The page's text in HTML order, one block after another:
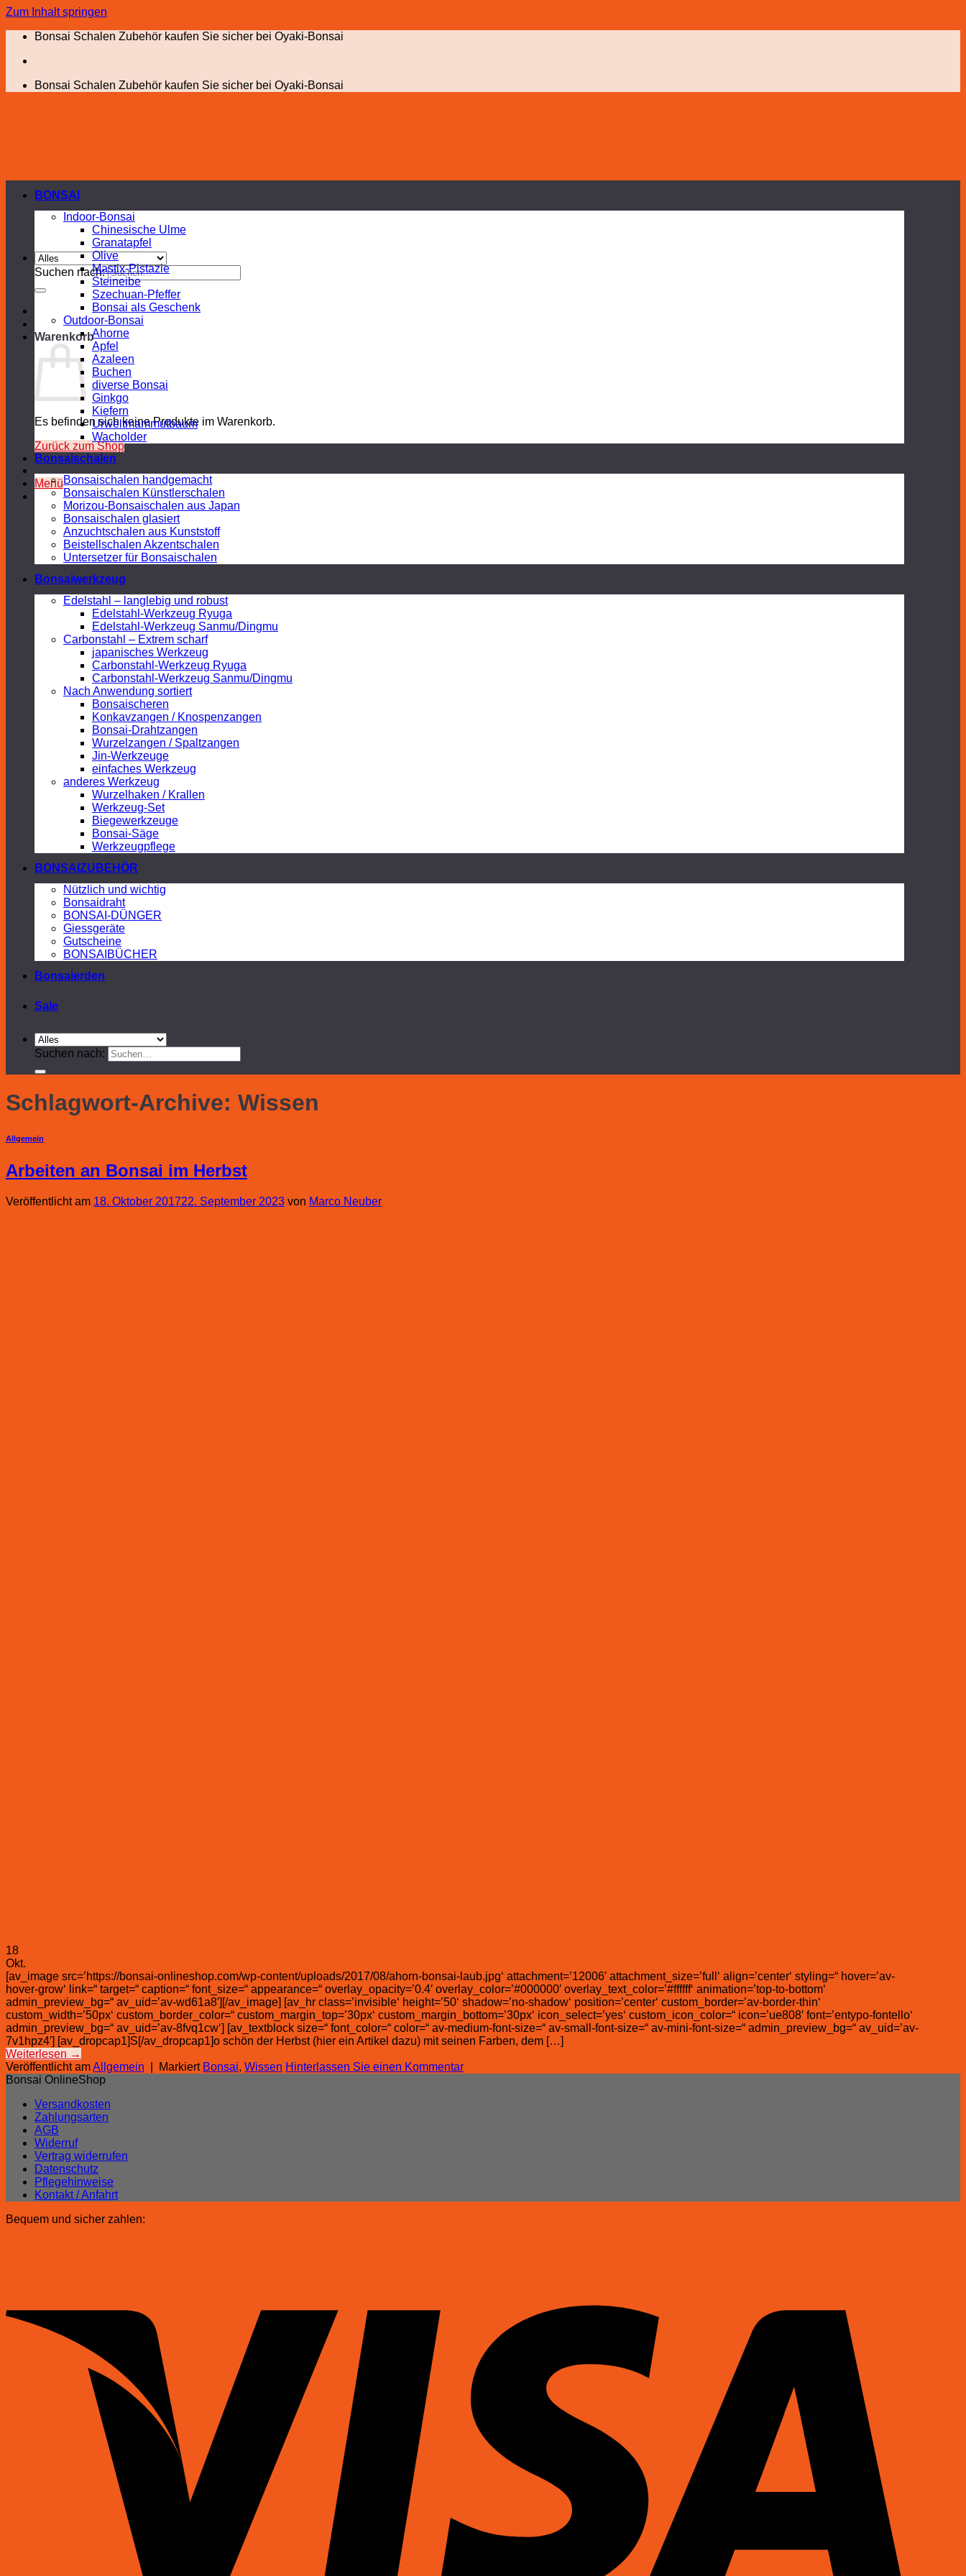
Zum Inhalt springen
Bonsai Schalen Zubehör kaufen Sie sicher bei Oyaki-Bonsai
Bonsai Schalen Zubehör kaufen Sie sicher bei Oyaki-Bonsai
Suchen nach:
Warenkorb
Es befinden sich keine Produkte im Warenkorb.
Zurück zum Shop
Menü
BONSAI
Indoor-Bonsai
Chinesische Ulme
Granatapfel
Olive
Mastix-Pistazie
Steineibe
Szechuan-Pfeffer
Bonsai als Geschenk
Outdoor-Bonsai
Ahorne
Apfel
Azaleen
Buchen
diverse Bonsai
Ginkgo
Kiefern
Urweltmammutbaum
Wacholder
Bonsaischalen
Bonsaischalen handgemacht
Bonsaischalen Künstlerschalen
Morizou-Bonsaischalen aus Japan
Bonsaischalen glasiert
Anzuchtschalen aus Kunststoff
Beistellschalen Akzentschalen
Untersetzer für Bonsaischalen
Bonsaiwerkzeug
Edelstahl – langlebig und robust
Edelstahl-Werkzeug Ryuga
Edelstahl-Werkzeug Sanmu/Dingmu
Carbonstahl – Extrem scharf
japanisches Werkzeug
Carbonstahl-Werkzeug Ryuga
Carbonstahl-Werkzeug Sanmu/Dingmu
Nach Anwendung sortiert
Bonsaischeren
Konkavzangen / Knospenzangen
Bonsai-Drahtzangen
Wurzelzangen / Spaltzangen
Jin-Werkzeuge
einfaches Werkzeug
anderes Werkzeug
Wurzelhaken / Krallen
Werkzeug-Set
Biegewerkzeuge
Bonsai-Säge
Werkzeugpflege
BONSAIZUBEHÖR
Nützlich und wichtig
Bonsaidraht
BONSAI-DÜNGER
Giessgeräte
Gutscheine
BONSAIBÜCHER
Bonsaierden
Sale
Suchen nach:
Schlagwort-Archive: Wissen
Allgemein
Arbeiten an Bonsai im Herbst
Veröffentlicht am 18. Oktober 201722. September 2023 von Marco Neuber
18
Okt.
[av_image src=’https://bonsai-onlineshop.com/wp-content/uploads/2017/08/ahorn-bonsai-laub.jpg‘ attachment=’12006′ attachment_size=’full‘ align=’center‘ styling=“ hover=’av-
hover-grow‘ link=“ target=“ caption=“ font_size=“ appearance=“ overlay_opacity=’0.4′ overlay_color=’#000000′ overlay_text_color=’#ffffff‘ animation=’top-to-bottom‘
admin_preview_bg=“ av_uid=’av-wd61a8′][/av_image] [av_hr class=’invisible‘ height=’50‘ shadow=’no-shadow‘ position=’center‘ custom_border=’av-border-thin‘
custom_width=’50px‘ custom_border_color=“ custom_margin_top=’30px‘ custom_margin_bottom=’30px‘ icon_select=’yes‘ custom_icon_color=“ icon=’ue808′ font=’entypo-fontello‘
admin_preview_bg=“ av_uid=’av-8fvq1cw‘] [av_textblock size=“ font_color=“ color=“ av-medium-font-size=“ av-small-font-size=“ av-mini-font-size=“ admin_preview_bg=“ av_uid=’av-
7v1hpz4′] [av_dropcap1]S[/av_dropcap1]o schön der Herbst (hier ein Artikel dazu) mit seinen Farben, dem […]
Weiterlesen →
Veröffentlicht amAllgemein Markiert Bonsai, Wissen Hinterlassen Sie einen Kommentar
Bonsai OnlineShop
Versandkosten
Zahlungsarten
AGB
Widerruf
Vertrag widerrufen
Datenschutz
Pflegehinweise
Kontakt / Anfahrt
Bequem und sicher zahlen: